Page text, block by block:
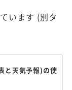
います (別タ
と天気予報)の使